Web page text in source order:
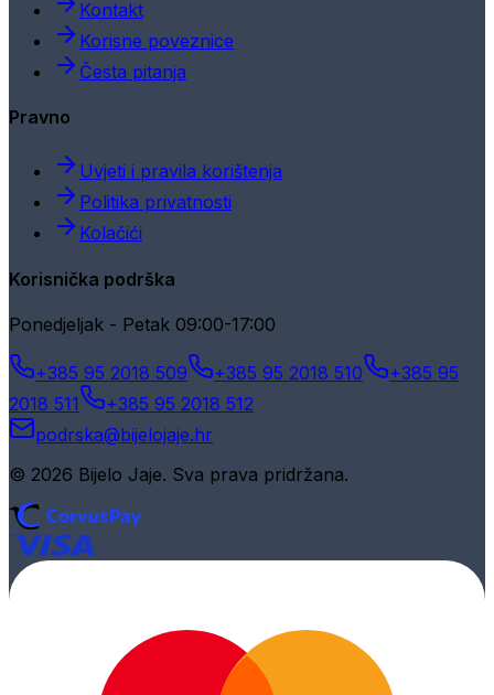
Kontakt
Korisne poveznice
Česta pitanja
Pravno
Uvjeti i pravila korištenja
Politika privatnosti
Kolačići
Korisnička podrška
Ponedjeljak - Petak 09:00-17:00
+385 95 2018 509 +385 95 2018 510
+385 95
2018 511
+385 95 2018 512
podrska@bijelojaje.hr
© 2026 Bijelo Jaje. Sva prava pridržana.